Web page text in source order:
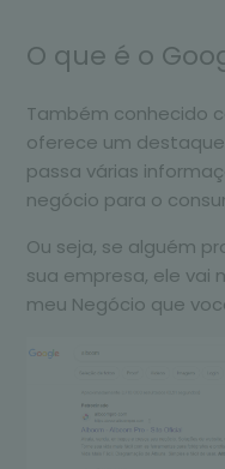
O que é o
Também conhecido
oferece um
passa várias
negócio para o
Ou seja, se alguém
sua empresa, ele vai
meu Negócio que